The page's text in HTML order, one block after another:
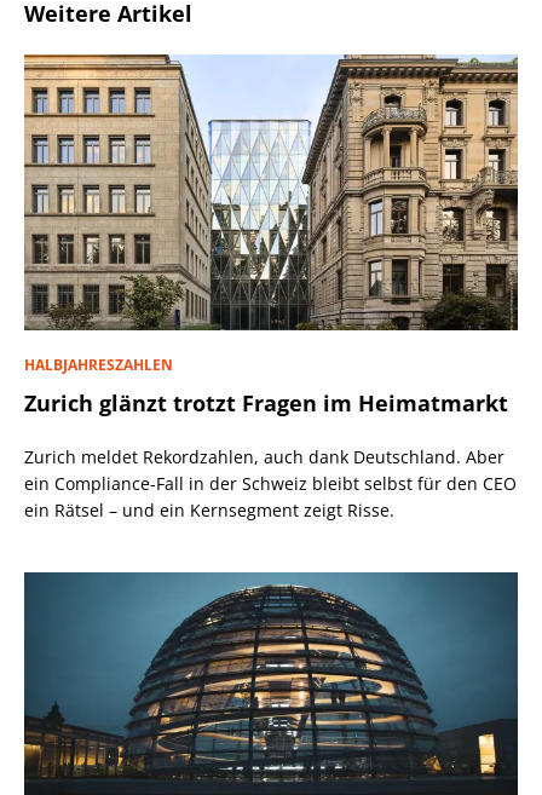
Weitere Artikel
HALBJAHRESZAHLEN
Zurich glänzt trotzt Fragen im Heimatmarkt
Zurich meldet Rekordzahlen, auch dank Deutschland. Aber
ein Compliance-Fall in der Schweiz bleibt selbst für den CEO
ein Rätsel – und ein Kernsegment zeigt Risse.